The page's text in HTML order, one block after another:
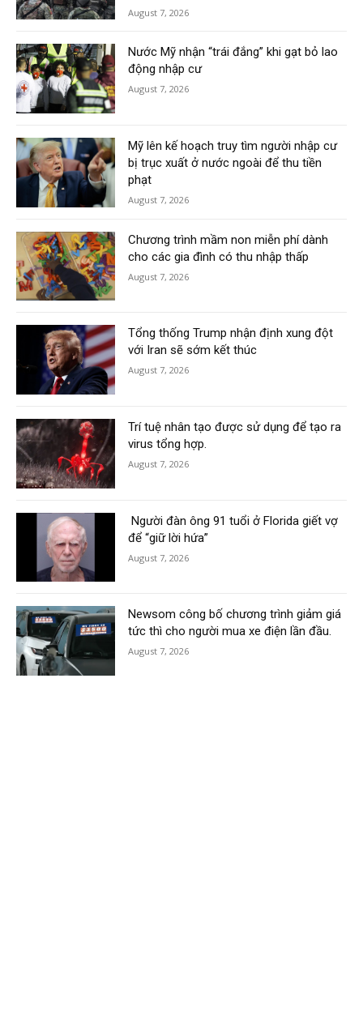
August 7, 2026
Nước Mỹ nhận “trái đắng” khi gạt bỏ lao
động nhập cư
August 7, 2026
Mỹ lên kế hoạch truy tìm người nhập cư
bị trục xuất ở nước ngoài để thu tiền
phạt
August 7, 2026
Chương trình mầm non miễn phí dành
cho các gia đình có thu nhập thấp
August 7, 2026
Tổng thống Trump nhận định xung đột
với Iran sẽ sớm kết thúc
August 7, 2026
Trí tuệ nhân tạo được sử dụng để tạo ra
virus tổng hợp.
August 7, 2026
Người đàn ông 91 tuổi ở Florida giết vợ
để “giữ lời hứa”
August 7, 2026
Newsom công bố chương trình giảm giá
tức thì cho người mua xe điện lần đầu.
August 7, 2026